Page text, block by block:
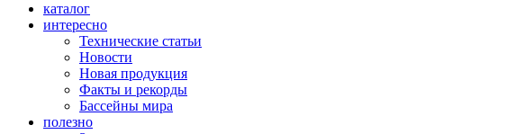
каталог
интересно
Технические статьи
Новости
Новая продукция
Факты и рекорды
Бассейны мира
полезно